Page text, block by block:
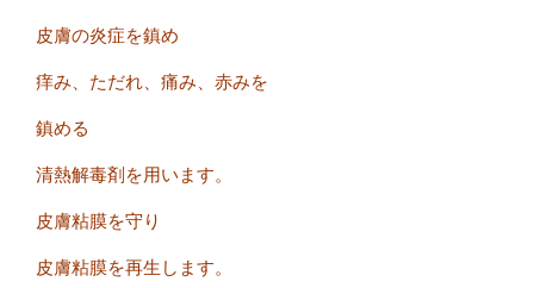
皮膚の炎症を鎮め
痒み、ただれ、痛み、赤みを
鎮める
清熱解毒剤を用います。
皮膚粘膜を守り
皮膚粘膜を再生します。